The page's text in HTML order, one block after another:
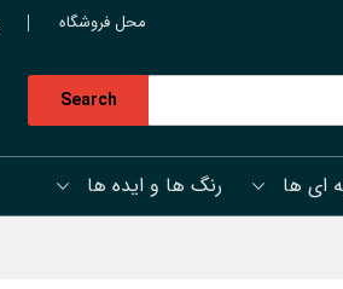
محل فروشگاه
Search
ای ها رنگ ها و ایده ها